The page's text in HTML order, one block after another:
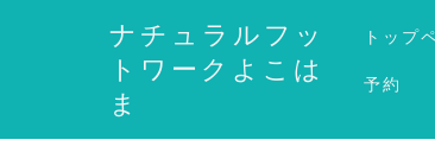
ナチュラルフッ
トワークよこは
ま
トップ
予約